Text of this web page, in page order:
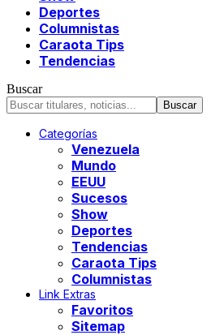
Deportes
Columnistas
Caraota Tips
Tendencias
Buscar
Categorías
Venezuela
Mundo
EEUU
Sucesos
Show
Deportes
Tendencias
Caraota Tips
Columnistas
Link Extras
Favoritos
Sitemap